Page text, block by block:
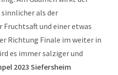
als der
Fruchtsaft und einer etwas
Richtung Finale im weiter in
es immer salziger und
2023 Siefersheim